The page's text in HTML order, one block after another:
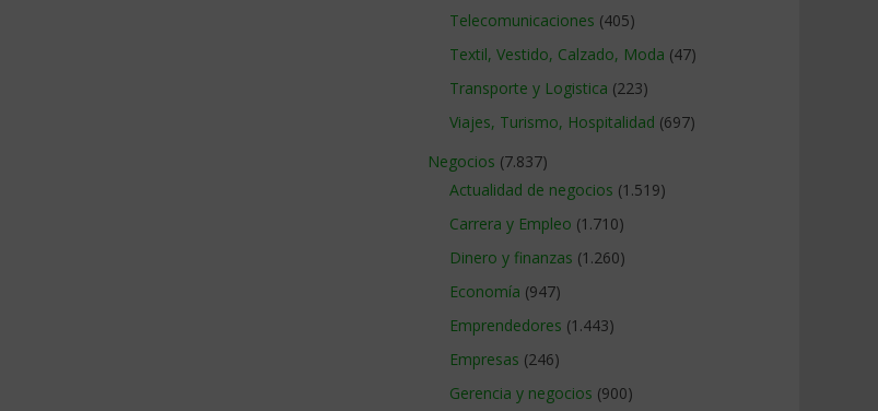
Telecomunicaciones (405)
Textil, Vestido, Calzado, Moda (47)
Transporte y Logistica (223)
Viajes, Turismo, Hospitalidad (697)
Negocios (7.837)
Actualidad de negocios (1.519)
Carrera y Empleo (1.710)
Dinero y finanzas (1.260)
Economía (947)
Emprendedores (1.443)
Empresas (246)
Gerencia y negocios (900)